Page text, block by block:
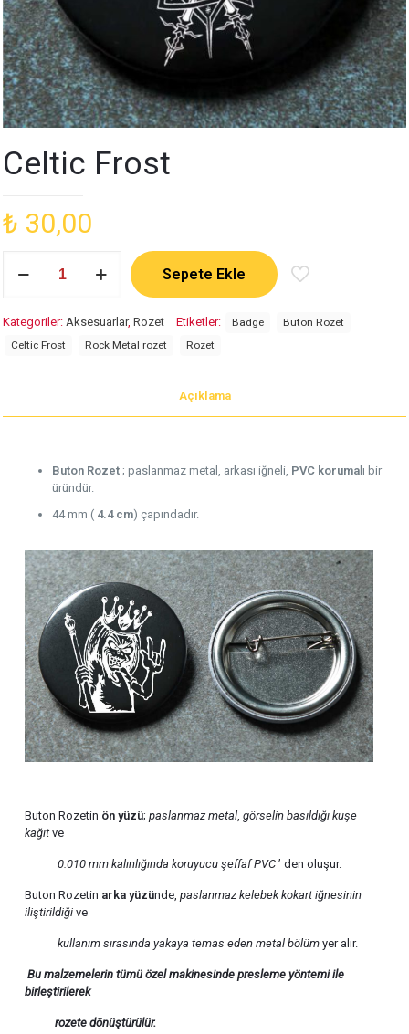
Celtic Frost
₺ 30,00
Frost
Sepete Ekle
Kategoriler: Aksesuarlar, Rozet Etiketler: Badge
Buton Rozet
Celtic Frost
Rock Metal rozet Rozet
Açıklama
Buton Rozet ; paslanmaz metal, arkası iğneli, PVC korumalı bir
üründür.
44 mm ( 4.4 cm) çapındadır.
Buton Rozetin ön yüzü; paslanmaz metal ,görselin basıldığı kuşe
kağıtve
0.010 mm kalınlığındakoruyucu şeffaf PVC’ den oluşur.
Buton Rozetin arka yüzünde,paslanmaz kelebek kokart iğnesinin
iliştirildiği ve
kullanım sırasında yakaya temas eden metal bölüm yer alır.
Bu malzemelerin tümü özel makinesinde presleme yöntemi ile
birleştirilerek
rozetedönüştürülür.